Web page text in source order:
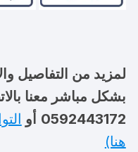
لمزيد من التفاصيل
بشكل مباشر معنا
0592443172 أو
هنا)